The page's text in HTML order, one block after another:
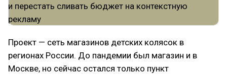
Проект — сеть магазинов детских колясок в
регионах России. До пандемии был магазин и в
Москве, но сейчас остался только пункт